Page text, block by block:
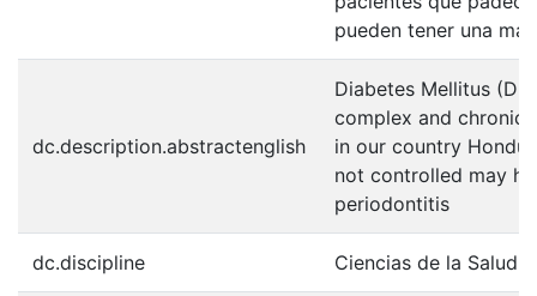
pueden tener una
dc.description.abstractenglish
Diabetes Mellitus
complex and chronic
in our country
not controlled may
periodontitis
dc.discipline Ciencias de la Salud